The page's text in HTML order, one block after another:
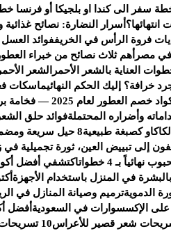
سفر الى كندا او بلجيكا أو فرنسا
أسرار النضارة: نصائح
فروة الرأس في الخريففوائد
في مصر أهم ثلاث نصائح من خبراء
العناية بالشعر الأحمر الشعر
خرافة؟ إليك الحكم النهائيماسكات
لعام 2025 — فخامة برائحة التوفير
وأضراره المحتملةفوائد حلق
كصبغة طبيعية
8 حيل سريعة
إلى تبييض العين، ثورة تجميلية
بـ 4 خطوات
اكتشفي أفضل
بالبشرة في المنزل باستخدام الأجهزة
الدمويةترميم وصيانة المنازل في
الإكسسوارات في السعودية أفضل
شعر قصير للأعراس10 تسريحات شعر عروس كيرلي أنيقة بالصور